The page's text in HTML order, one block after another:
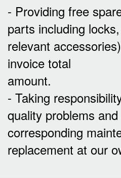
- Providing free
parts including
relevant
invoice total
amount.
- Taking
quality problems
corresponding
replacement at our